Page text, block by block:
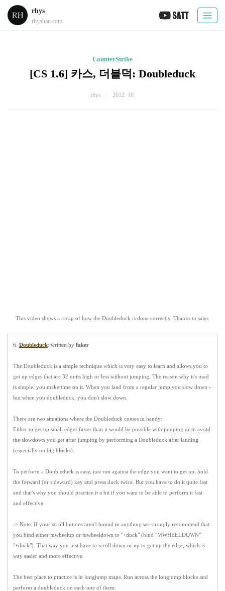
rhys
rhyshan.com
CounterStrike
[CS 1.6] 카스, 더블덕: Doubleduck
rhys 2012. 10.
This video shows a recap of how the Doubleduck is done correctly. Thanks to saier.
6. Doubleduck: written by faker
The Doubleduck is a simple technique which is very easy to learn and allows you to
get up edges that are 32 units high or less without jumping. The reason why it's used
is simple: you make time on it. When you land from a regular jump you slow down -
but when you doubleduck, you don't slow down.
There are two situations where the Doubleduck comes in handy:
Either to get up small edges faster than it would be possible with jumping or to avoid
the slowdown you get after jumping by performing a Doubleduck after landing
(especially on big blocks).
To perform a Doubleduck is easy, just run against the edge you want to get up, hold
the forward (or sideward) key and press duck twice. But you have to do it quite fast
and that's why you should practice it a bit if you want to be able to perform it fast
and effective.
-> Note: If your scroll buttons aren't bound to anything we strongly recommend that
you bind either mwheelup or mwheeldown to "+duck" (bind "MWHEELDOWN"
"+duck"). That way you just have to scroll down or up to get up the edge, which is
way easier and more effective.
The best place to practice is in longjump maps. Run across the longjump blocks and
perform a doubleduck on each one of them.